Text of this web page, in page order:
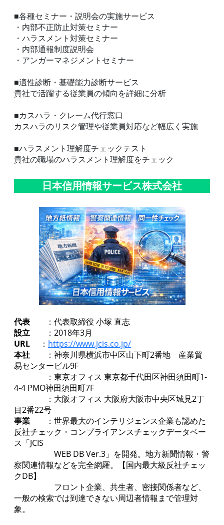
■各種セミナー・説明会の実施サービス
・内部不正防止対策セミナー
・ハラスメント対策セミナー
・内部通報制度説明会
・アンガーマネジメントセミナー
■適性診断・基礎能力診断サービス
貴社で活躍する従業員の傾向を詳細に分析
■カスハラ・クレーム代行窓口
カスハラのリスク管理や従業員対応など幅広く実施
■ハラスメント理解度チェックテスト
貴社の職場のハラスメント理解度をチェック
日本信用情報サービス株式会社
代表 ：代表取締役 小塚 直志
設立 ：2018年3月
URL ： https://www.jcis.co.jp/
本社 ：神奈川県横浜市中区山下町2番地 産業貿
易センタービル9F
：東京オフィス 東京都千代田区神田須田町1-
4-4 PMO神田須田町7F
：大阪オフィス 大阪府大阪市中央区城見2丁
目2番22号
事業 ：世界最大のインテリジェンス企業も認めた
反社チェック・コンプライアンスチェックデータベー
ス「JCIS
WEB DB Ver.3」を開発。地方新聞情報・警
察関連情報などを完全網羅。【国内最大級反社チェッ
クDB】
フロント企業、共生者、密接関係者など、
一般の検索では到達できない周辺者情報まで管理対
象。